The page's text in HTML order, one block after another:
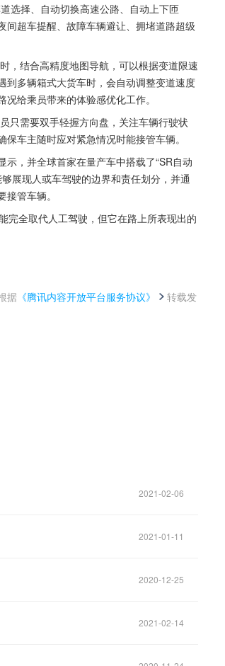
选择、自动切换高速公路、自动上下匝
超车提醒、故障车辆避让、拥堵道路超级
，结合高精度地图导航，可以根据变道限速
到多辆箱式大货车时，会自动调整变道速度
给乘员带来的体验感优化工作。
只需要双手轻握方向盘，关注车辆行驶状
车主随时应对紧急情况时能接管车辆。
，并全球首家在量产车中搭载了“SR自动
展现人或车驾驶的边界和责任划分，并通
管车辆。
完全取代人工驾驶，但它在路上所表现出的
据 《腾讯内容开放平台服务协议》
转载发
2021-02-06
2021-01-11
2020-12-25
2021-02-14